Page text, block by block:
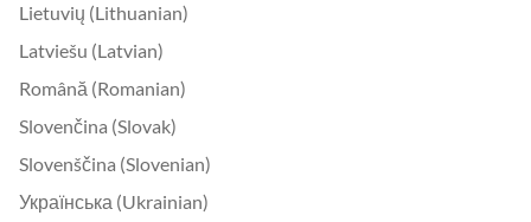
Lietuvių (Lithuanian)
Latviešu (Latvian)
Română (Romanian)
Slovenčina (Slovak)
Slovenščina (Slovenian)
Українська (Ukrainian)